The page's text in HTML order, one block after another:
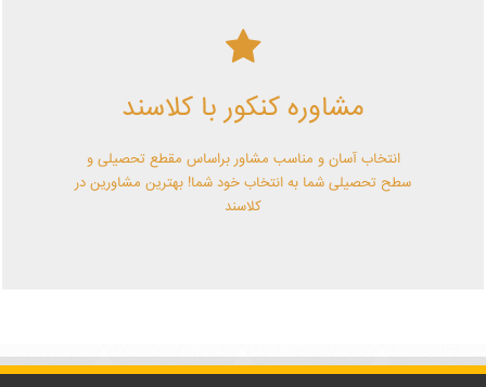
مشاوره کنکور با کلاسند
انتخاب آسان و مناسب مشاور براساس مقطع تحصیلی و
سطح تحصیلی شما به انتخاب خود شما! بهترین مشاورین در
کلاسند